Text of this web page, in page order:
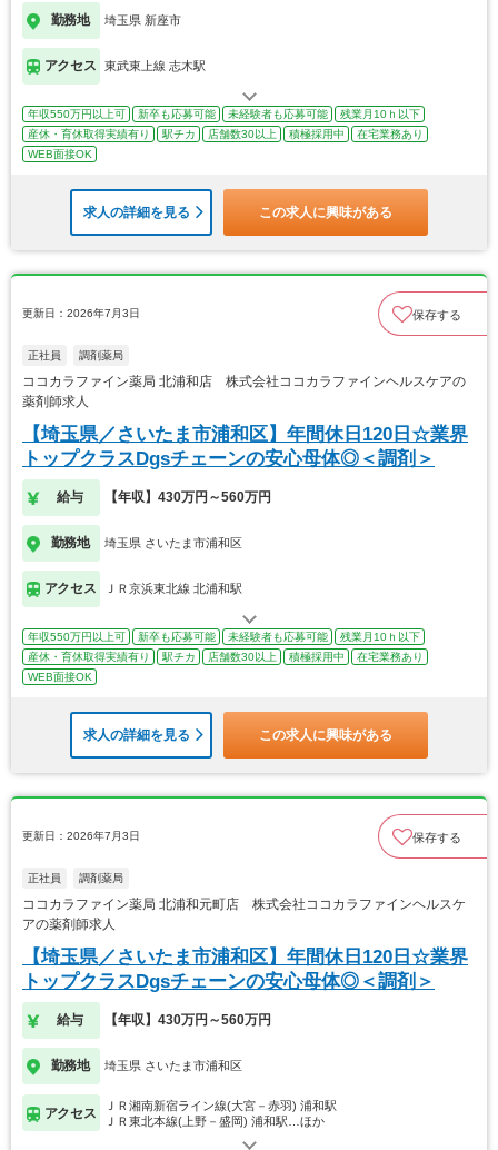
勤務地 埼玉県 新座市
アクセス 東武東上線 志木駅
年収550万円以上可 新卒も応募可能 未経験者も応募可能
残業月10ｈ以下
産休・育休取得実績有り
駅チカ 店舗数30以上 積極採用中
在宅業務あり
WEB面接OK
求人の詳細を見る この求人に興味がある
更新日：2026年7月3日 保存する
正社員 調剤薬局
ココカラファイン薬局 北浦和店 株式会社ココカラファインヘルスケアの
薬剤師求人
【埼玉県／さいたま市浦和区】年間休日120日☆業界
トップクラスDgsチェーンの安心母体◎＜調剤＞
給与 【年収】430万円～560万円
勤務地 埼玉県 さいたま市浦和区
アクセス ＪＲ京浜東北線 北浦和駅
年収550万円以上可 新卒も応募可能 未経験者も応募可能
残業月10ｈ以下
産休・育休取得実績有り
駅チカ 店舗数30以上 積極採用中
在宅業務あり
WEB面接OK
求人の詳細を見る この求人に興味がある
更新日：2026年7月3日 保存する
正社員 調剤薬局
ココカラファイン薬局 北浦和元町店 株式会社ココカラファインヘルスケ
アの薬剤師求人
【埼玉県／さいたま市浦和区】年間休日120日☆業界
トップクラスDgsチェーンの安心母体◎＜調剤＞
給与 【年収】430万円～560万円
勤務地 埼玉県 さいたま市浦和区
アクセス
ＪＲ湘南新宿ライン線(大宮－赤羽) 浦和駅
ＪＲ東北本線(上野－盛岡) 浦和駅…ほか